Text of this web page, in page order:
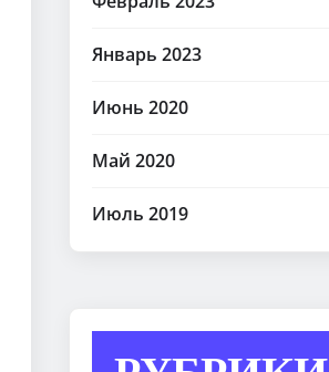
Январь 2023
Июнь 2020
Май 2020
Июль 2019